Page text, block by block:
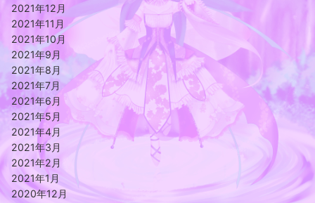
2021年12月
2021年11月
2021年10月
2021年9月
2021年8月
2021年7月
2021年6月
2021年5月
2021年4月
2021年3月
2021年2月
2021年1月
2020年12月